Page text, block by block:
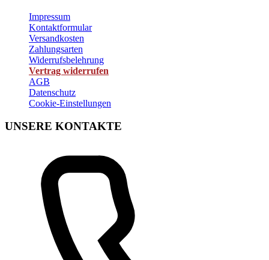
Impressum
Kontaktformular
Versandkosten
Zahlungsarten
Widerrufsbelehrung
Vertrag widerrufen
AGB
Datenschutz
Cookie-Einstellungen
UNSERE KONTAKTE